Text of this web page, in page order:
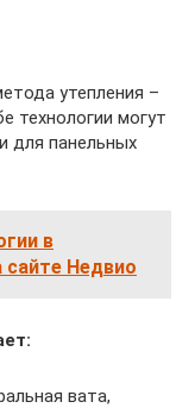
утепления –
технологии могут
для панельных
в
сайте Недвио
вата,